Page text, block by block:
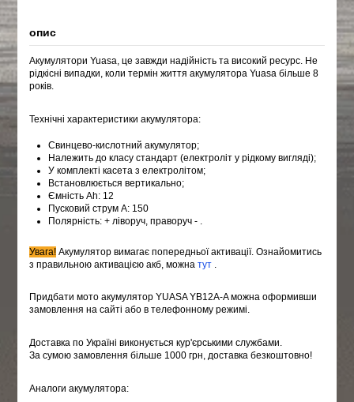
опис
Акумулятори Yuasa, це завжди надійність та високий ресурс. Не
рідкісні випадки, коли термін життя акумулятора Yuasa більше 8
років.
Технічні характеристики акумулятора:
Свинцево-кислотний акумулятор;
Належить до класу стандарт (електроліт у рідкому вигляді);
У комплекті касета з електролітом;
Встановлюється вертикально;
Ємність Ah: 12
Пусковий струм A: 150
Полярність: + ліворуч, праворуч - .
Увага! Акумулятор вимагає попередньої активації. Ознайомитись
з правильною активацією акб, можнатут .
Придбати мото акумулятор YUASA YB12A-A можна оформивши
замовлення на сайті або в телефонному режимі.
Доставка по Україні виконується кур'єрськими службами.
За сумою замовлення більше 1000 грн, доставка безкоштовно!
Аналоги акумулятора: